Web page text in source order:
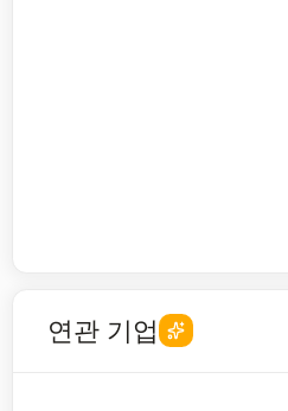
연관 기업